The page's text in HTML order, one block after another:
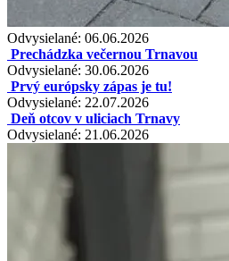
Odvysielané: 06.06.2026
Prechádzka večernou Trnavou
Odvysielané: 30.06.2026
Prvý európsky zápas je tu!
Odvysielané: 22.07.2026
Deň otcov v uliciach Trnavy
Odvysielané: 21.06.2026